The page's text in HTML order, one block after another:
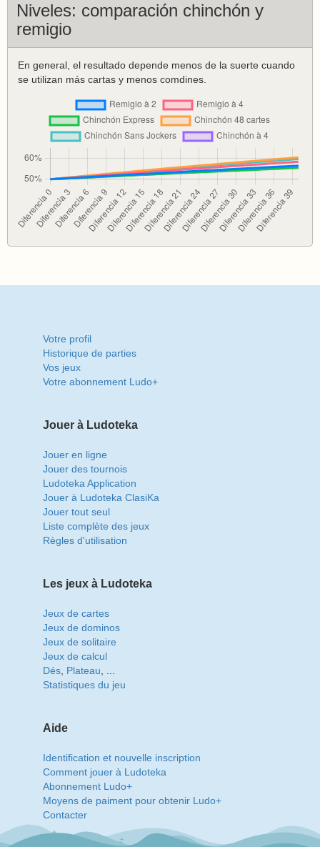
Niveles: comparación chinchón y
remigio
En general, el resultado depende menos de la suerte cuando
se utilizan más cartas y menos comdines.
Votre profil
Historique de parties
Vos jeux
Votre abonnement Ludo+
Jouer à Ludoteka
Jouer en ligne
Jouer des tournois
Ludoteka Application
Jouer à Ludoteka ClasiKa
Jouer tout seul
Liste complète des jeux
Règles d'utilisation
Les jeux à Ludoteka
Jeux de cartes
Jeux de dominos
Jeux de solitaire
Jeux de calcul
Dés Plateau
Statistiques du jeu
Aide
Identification et nouvelle inscription
Comment jouer à Ludoteka
Abonnement Ludo+
Moyens de paiment pour obtenir Ludo+
Contacter